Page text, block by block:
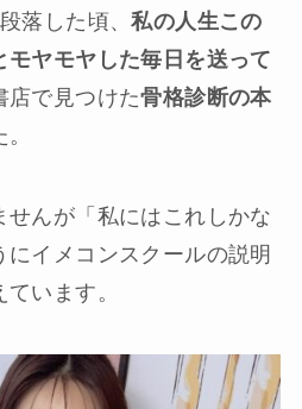
落した頃、私の人生この
モヤモヤした毎日を送って
店で見つけた骨格診断の本
んが「私にはこれしかな
イメコンスクールの説明
います。